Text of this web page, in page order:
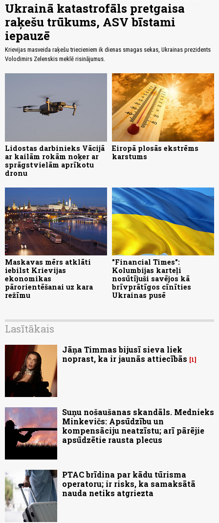
Ukrainā katastrofāls pretgaisa
raķešu trūkums, ASV bīstami
iepauzē
Krievijas masveida raķešu triecieniem ik dienas smagas sekas, Ukrainas prezidents
Volodimirs Zelenskis meklē risinājumus.
Lidostas darbinieks Vācijā
ar kailām rokām noķer ar
sprāgstvielām aprīkotu
dronu
Eiropā plosās ekstrēms
karstums
Maskavas mērs atklāti
iebilst Krievijas
ekonomikas
pārorientēšanai uz kara
režīmu
"Financial Times":
Kolumbijas karteļi
nosūtījuši savējos kā
brīvprātīgos cīnīties
Ukrainas pusē
Lasītākais
Jāņa Timmas bijusī sieva liek
noprast, ka ir jaunās attiecībās
1
Suņu nošaušanas skandāls. Mednieks
Minkevičs: Apsūdzību un
kompensāciju neatzīstu; arī pārējie
apsūdzētie rausta plecus
PTAC brīdina par kādu tūrisma
operatoru; ir risks, ka samaksātā
nauda netiks atgriezta